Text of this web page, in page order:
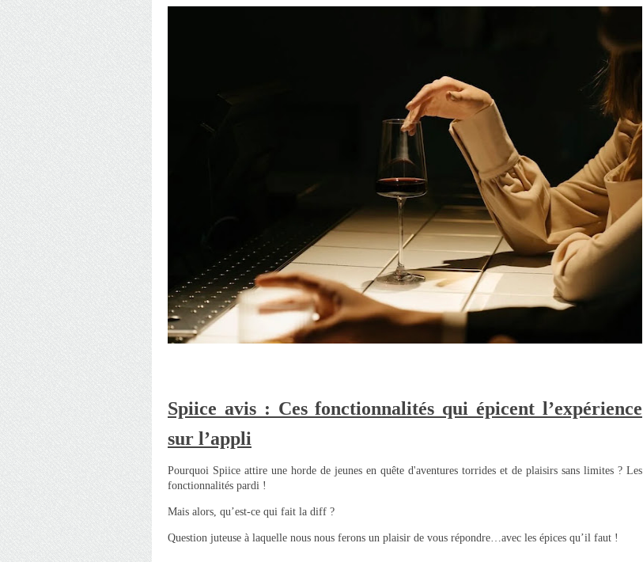
Spiice avis : Ces fonctionnalités qui épicent l’expérience
sur l’appli
Pourquoi Spiice attire une horde de jeunes en quête d'aventures torrides et de plaisirs sans limites ? Les
fonctionnalités pardi !
Mais alors, qu’est-ce qui fait la diff ?
Question juteuse à laquelle nous nous ferons un plaisir de vous répondre…avec les épices qu’il faut !